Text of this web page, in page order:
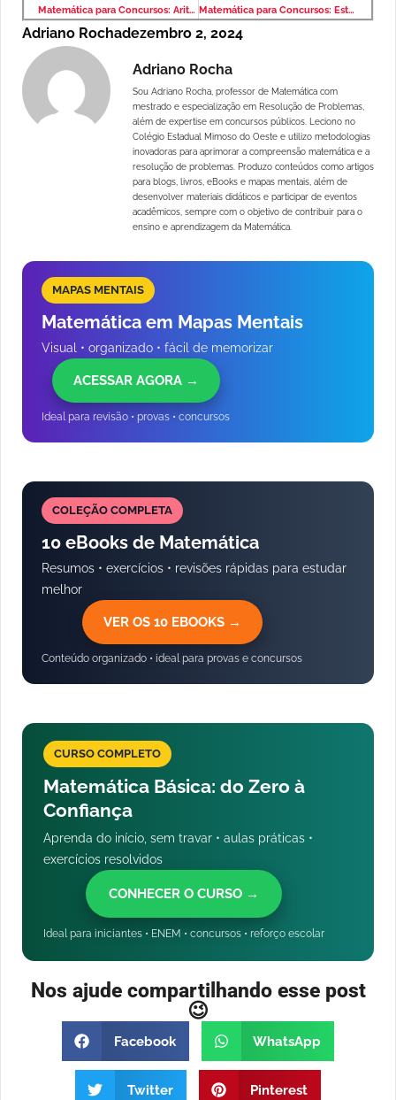
Matemática para Concursos: Aritmética e Problemas – Banca VUNESP – Nível Superior Matemática para Concursos: Estatística – Banca VUNESP – Nível Superior
Adriano Rochadezembro 2, 2024
Adriano Rocha
Sou Adriano Rocha, professor de Matemática com
mestrado e especialização em Resolução de Problemas,
além de expertise em concursos públicos. Leciono no
Colégio Estadual Mimoso do Oeste e utilizo metodologias
inovadoras para aprimorar a compreensão matemática e a
resolução de problemas. Produzo conteúdos como artigos
para blogs, livros, eBooks e mapas mentais, além de
desenvolver materiais didáticos e participar de eventos
acadêmicos, sempre com o objetivo de contribuir para o
ensino e aprendizagem da Matemática.
MAPAS MENTAIS
Matemática em Mapas Mentais
Visual • organizado • fácil de memorizar
ACESSAR AGORA →
Ideal para revisão • provas • concursos
COLEÇÃO COMPLETA
10 eBooks de Matemática
Resumos • exercícios • revisões rápidas para estudar
melhor
VER OS 10 EBOOKS →
Conteúdo organizado • ideal para provas e concursos
CURSO COMPLETO
Matemática Básica: do Zero à
Confiança
Aprenda do início, sem travar • aulas práticas •
exercícios resolvidos
CONHECER O CURSO →
Ideal para iniciantes • ENEM • concursos • reforço escolar
Nos ajude compartilhando esse post
😉
Facebook WhatsApp
Twitter Pinterest